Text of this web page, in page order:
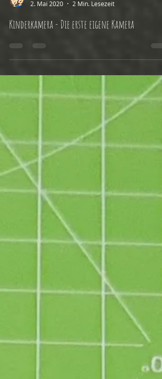
2. Mai 2020
2 Min. Lesezeit
Kinderkamera - Die erste eigene Kamera